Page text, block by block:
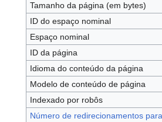
Tamanho da página (em bytes)
ID do espaço nominal
Espaço nominal
ID da página
Idioma do conteúdo da página
Modelo de conteúdo de página
Indexado por robôs
Número de redirecionamentos